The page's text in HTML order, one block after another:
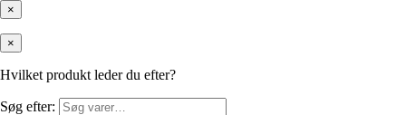
×
×
Hvilket produkt leder du efter?
Søg efter: